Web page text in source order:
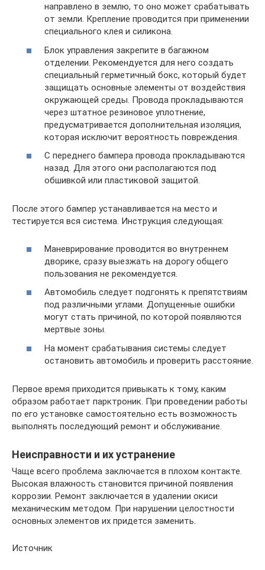
направлено в землю, то оно может срабатывать
от земли. Крепление проводится при применении
специального клея и силикона.
Блок управления закрепите в багажном
отделении. Рекомендуется для него создать
специальный герметичный бокс, который будет
защищать основные элементы от воздействия
окружающей среды. Провода прокладываются
через штатное резиновое уплотнение,
предусматривается дополнительная изоляция,
которая исключит вероятность повреждения.
С переднего бампера провода прокладываются
назад. Для этого они располагаются под
обшивкой или пластиковой защитой.
После этого бампер устанавливается на место и
тестируется вся система. Инструкция следующая:
Маневрирование проводится во внутреннем
дворике, сразу выезжать на дорогу общего
пользования не рекомендуется.
Автомобиль следует подгонять к препятствиям
под различными углами. Допущенные ошибки
могут стать причиной, по которой появляются
мертвые зоны.
На момент срабатывания системы следует
остановить автомобиль и проверить расстояние.
Первое время приходится привыкать к тому, каким
образом работает парктроник. При проведении работы
по его установке самостоятельно есть возможность
выполнять последующий ремонт и обслуживание.
Неисправности и их устранение
Чаще всего проблема заключается в плохом контакте.
Высокая влажность становится причиной появления
коррозии. Ремонт заключается в удалении окиси
механическим методом. При нарушении целостности
основных элементов их придется заменить.
Источник